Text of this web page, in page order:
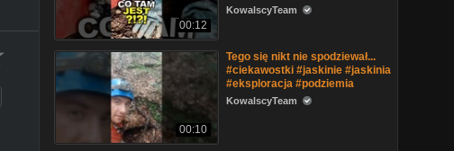
00:12
KowalscyTeam
00:10
Tego się nikt nie spodziewał...
#ciekawostki #jaskinie #jaskinia
#eksploracja #podziemia
KowalscyTeam